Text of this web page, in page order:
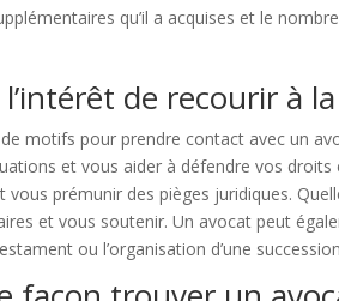
qu’il a acquises et le
de recourir à
motifs pour prendre contact avec un
et vous aider à défendre vos
vous prémunir des pièges juridiques.
et vous soutenir. Un avocat peut
ou l’organisation d’une